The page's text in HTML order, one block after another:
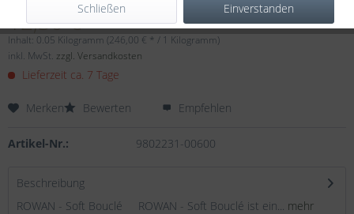
12,30 € *
Inhalt: 0.05 Kilogramm (246,00 € * / 1 Kilogramm)
inkl. MwSt. zzgl. Versandkosten
Lieferzeit ca. 7 Tage
Merken Bewerten Empfehlen
Artikel-Nr.: 9802231-00600
Beschreibung
ROWAN - Soft Bouclé ROWAN - Soft Bouclé ist ein... mehr
Einverstanden
Schließen